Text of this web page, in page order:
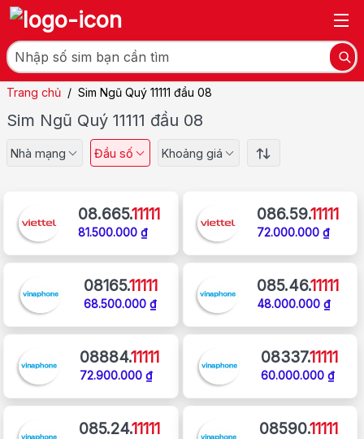
Trang chủ / Sim Ngũ Quý 11111 đầu 08
Sim Ngũ Quý 11111 đầu 08
Nhà mạng Đầu số Khoảng giá
08.665.11111
81.500.000 ₫
086.59.11111
72.000.000 ₫
08165.11111
68.500.000 ₫
085.46.11111
48.000.000 ₫
08884.11111
72.900.000 ₫
08337.11111
60.000.000 ₫
085.24.11111 08590.11111